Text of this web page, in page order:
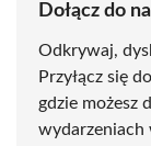
Dołącz do
Odkrywaj,
Przyłącz się
gdzie możesz
wydarzeniach